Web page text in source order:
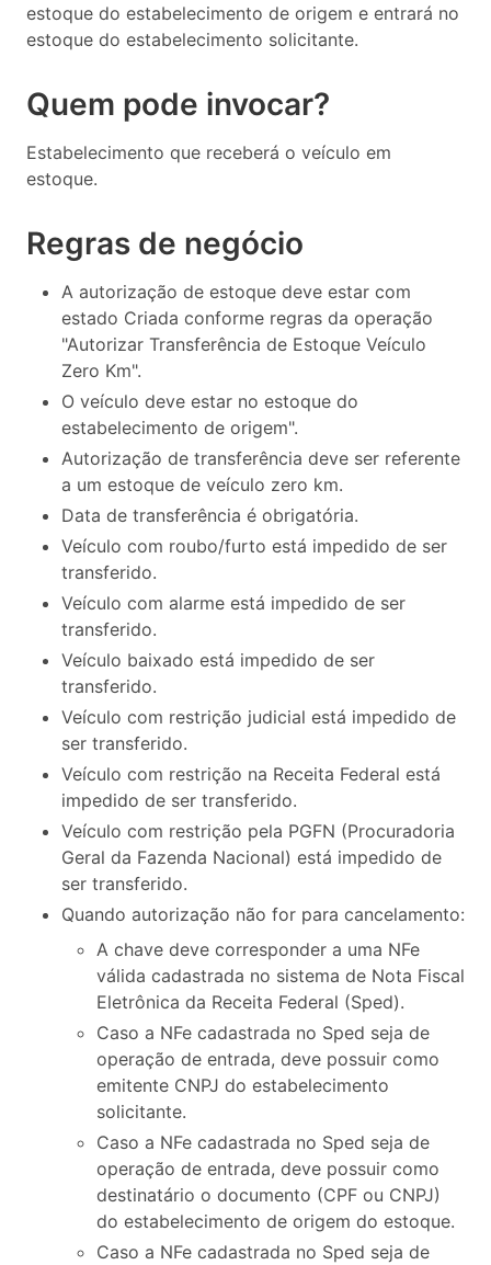
estoque do estabelecimento de origem e entrará no
estoque do estabelecimento solicitante.
Quem pode invocar?
Estabelecimento que receberá o veículo em
estoque.
Regras de negócio
A autorização de estoque deve estar com
estado Criada conforme regras da operação
"Autorizar Transferência de Estoque Veículo
Zero Km".
O veículo deve estar no estoque do
estabelecimento de origem".
Autorização de transferência deve ser referente
a um estoque de veículo zero km.
Data de transferência é obrigatória.
Veículo com roubo/furto está impedido de ser
transferido.
Veículo com alarme está impedido de ser
transferido.
Veículo baixado está impedido de ser
transferido.
Veículo com restrição judicial está impedido de
ser transferido.
Veículo com restrição na Receita Federal está
impedido de ser transferido.
Veículo com restrição pela PGFN (Procuradoria
Geral da Fazenda Nacional) está impedido de
ser transferido.
Quando autorização não for para cancelamento:
A chave deve corresponder a uma NFe
válida cadastrada no sistema de Nota Fiscal
Eletrônica da Receita Federal (Sped).
Caso a NFe cadastrada no Sped seja de
operação de entrada, deve possuir como
emitente CNPJ do estabelecimento
solicitante.
Caso a NFe cadastrada no Sped seja de
operação de entrada, deve possuir como
destinatário o documento (CPF ou CNPJ)
do estabelecimento de origem do estoque.
Caso a NFe cadastrada no Sped seja de